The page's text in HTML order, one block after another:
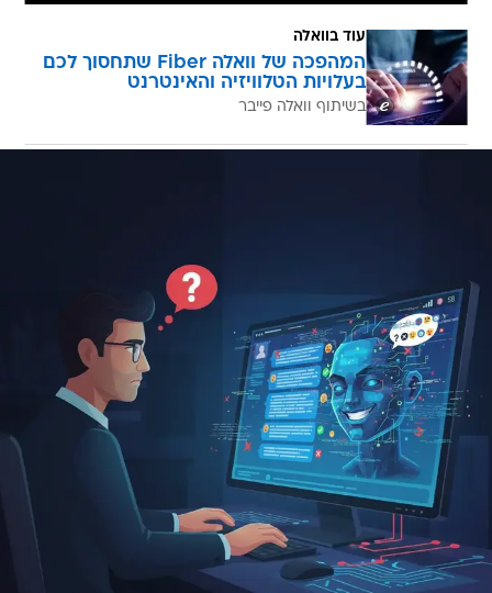
עוד בוואלה
המהפכה של וואלה Fiber שתחסוך לכם
בעלויות הטלוויזיה והאינטרנט
בשיתוף וואלה פייבר